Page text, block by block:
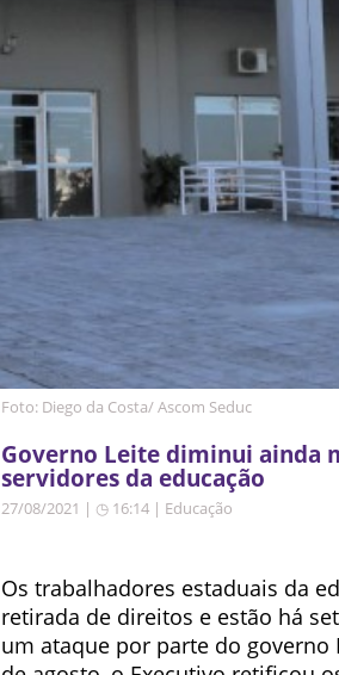
Foto: Diego da Costa/ Ascom Seduc
Governo Leite diminui ainda
servidores da educação
27/08/2021 | ◷ 16:14 | Educação
Os trabalhadores estaduais da
retirada de direitos e estão há
um ataque por parte do